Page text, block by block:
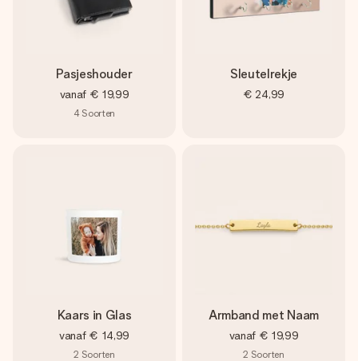
Pasjeshouder
vanaf € 19,99
4 Soorten
Sleutelrekje
€ 24,99
Kaars in Glas
vanaf € 14,99
2 Soorten
Armband met Naam
vanaf € 19,99
2 Soorten